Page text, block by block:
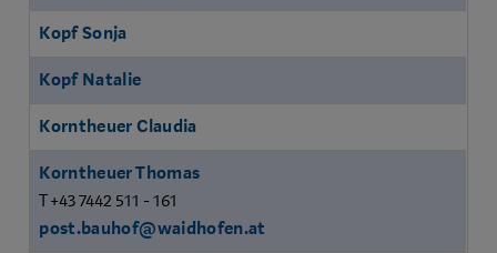
Kopf Sonja
Kopf Natalie
Korntheuer Claudia
Korntheuer Thomas
T +43 7442 511 - 161
post.bauhof@waidhofen.at